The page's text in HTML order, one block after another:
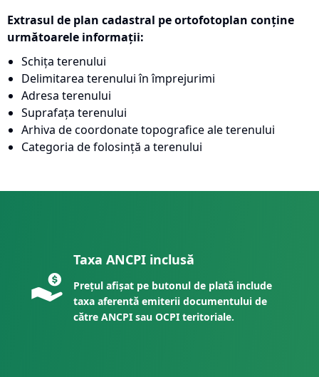
Extrasul de plan cadastral pe ortofotoplan conține
următoarele informații:
Schița terenului
Delimitarea terenului în împrejurimi
Adresa terenului
Suprafața terenului
Arhiva de coordonate topografice ale terenului
Categoria de folosință a terenului
Taxa ANCPI inclusă
Prețul afișat pe butonul de plată include
taxa aferentă emiterii documentului de
către ANCPI sau OCPI teritoriale.